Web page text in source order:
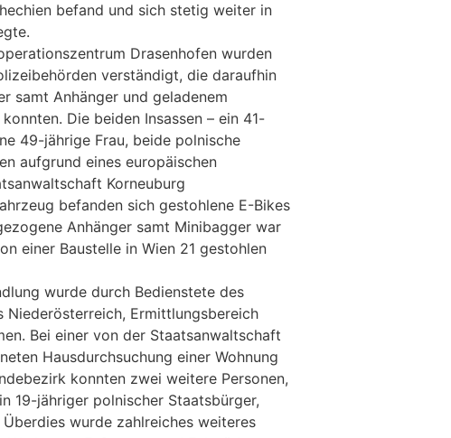
befand und sich stetig weiter in
Drasenhofen wurden
verständigt, die daraufhin
samt Anhänger und geladenem
Die beiden Insassen – ein 41-
49-jährige Frau, beide polnische
aufgrund eines europäischen
Korneuburg
befanden sich gestohlene E-Bikes
Anhänger samt Minibagger war
einer Baustelle in Wien 21 gestohlen
wurde durch Bedienstete des
Niederösterreich, Ermittlungsbereich
Bei einer von der Staatsanwaltschaft
Hausdurchsuchung einer Wohnung
konnten zwei weitere Personen,
19-jähriger polnischer Staatsbürger,
wurde zahlreiches weiteres